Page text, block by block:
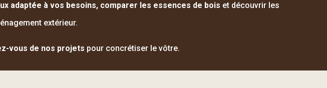
adaptée à vos besoins, comparer les essences de bois et découvrir les
extérieur.
vous de nos projets pour concrétiser le vôtre.